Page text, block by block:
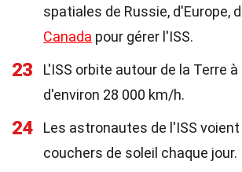
spatiales de Russie, d'Europe,
Canada pour gérer l'ISS.
23
L'ISS orbite autour de la Terre
d'environ 28 000 km/h.
24
Les astronautes de l'ISS
couchers de soleil chaque jour.